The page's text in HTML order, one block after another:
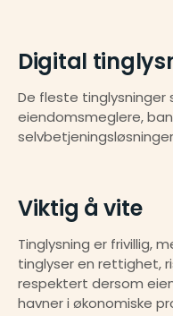
Digital
De fleste tinglysninger
eiendomsmeglere,
Viktig å vite
Tinglysning er frivillig,
tinglyser en rettighet,
respektert dersom
havner i økonomiske